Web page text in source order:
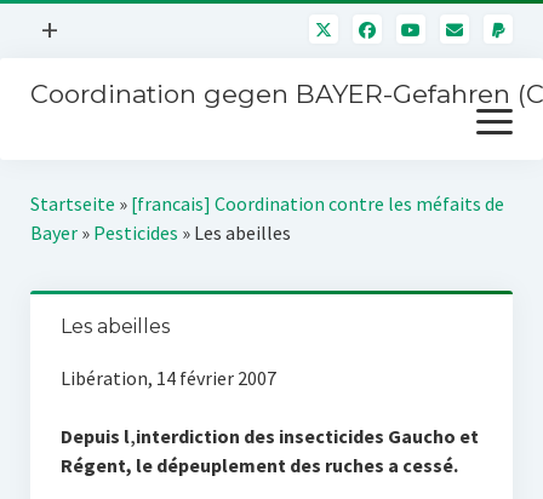
Menü
+
Mitmachen
Über uns
Impressum
Störfälle
Coordination gegen BAYER-Gefahren
Menü
öffnen
Kampagnen
Startseite » [francais] Coordination contre les méfaits de
Bayer» Pesticides » Les abeilles
Les abeilles
Libération, 14 février 2007
Depuis l‚interdiction des insecticides Gaucho et
Régent, le dépeuplement des ruches a cessé.